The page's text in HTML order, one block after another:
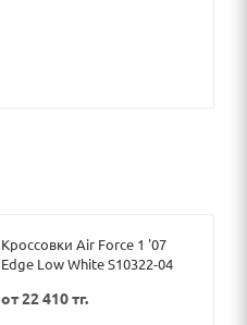
Кроссовки Air Force 1 '07
Edge Low White S10322-04
от22 410 тг.